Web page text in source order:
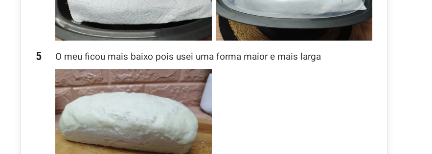
O meu ficou mais baixo pois usei uma forma maior e mais larga